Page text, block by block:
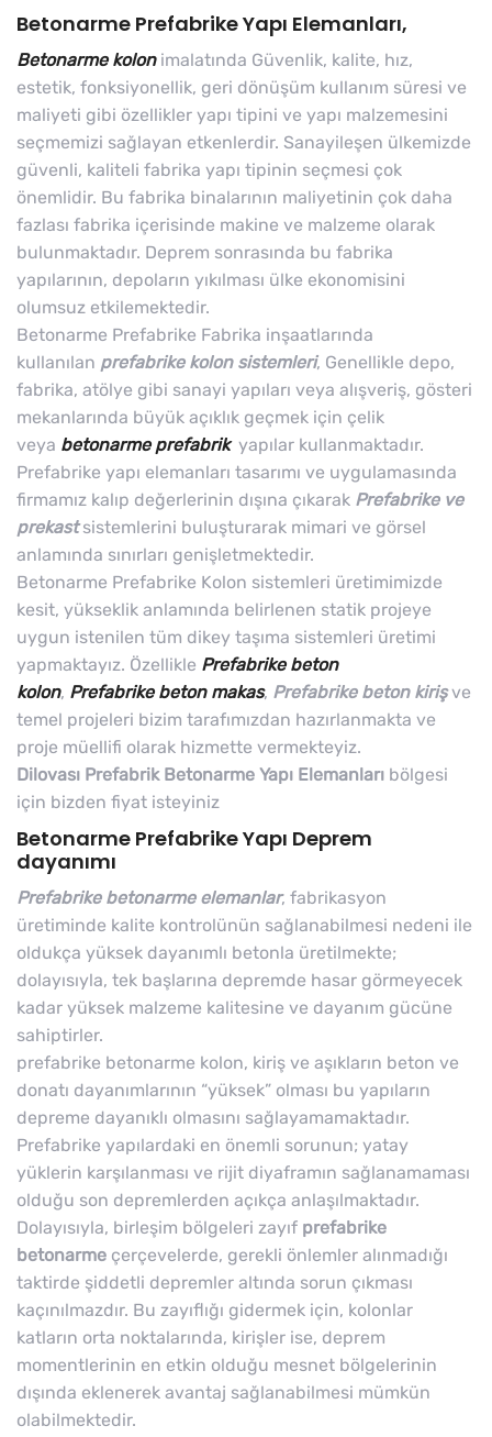
Betonarme Prefabrike Yapı Elemanları,
Betonarme kolonimalatında Güvenlik, kalite, hız,
estetik, fonksiyonellik, geri dönüşüm kullanım süresi ve
maliyeti gibi özellikler yapı tipini ve yapı malzemesini
seçmemizi sağlayan etkenlerdir. Sanayileşen ülkemizde
güvenli, kaliteli fabrika yapı tipinin seçmesi çok
önemlidir. Bu fabrika binalarının maliyetinin çok daha
fazlası fabrika içerisinde makine ve malzeme olarak
bulunmaktadır. Deprem sonrasında bu fabrika
yapılarının, depoların yıkılması ülke ekonomisini
olumsuz etkilemektedir.
Betonarme Prefabrike Fabrika inşaatlarında
kullanılan prefabrike kolon sistemleri, Genellikle depo,
fabrika, atölye gibi sanayi yapıları veya alışveriş, gösteri
mekanlarında büyük açıklık geçmek için çelik
veya betonarme prefabrik yapılar kullanmaktadır.
Prefabrike yapı elemanları tasarımı ve uygulamasında
firmamız kalıp değerlerinin dışına çıkarak Prefabrike ve
prekastsistemlerini buluşturarak mimari ve görsel
anlamında sınırları genişletmektedir.
Betonarme Prefabrike Kolon sistemleri üretimimizde
kesit, yükseklik anlamında belirlenen statik projeye
uygun istenilen tüm dikey taşıma sistemleri üretimi
yapmaktayız. Özellikle Prefabrike beton
kolon, Prefabrike beton makas, Prefabrike beton kirişve
temel projeleri bizim tarafımızdan hazırlanmakta ve
proje müellifi olarak hizmette vermekteyiz.
Dilovası Prefabrik Betonarme Yapı Elemanları bölgesi
için bizden fiyat isteyiniz
Betonarme Prefabrike Yapı Deprem
dayanımı
Prefabrike betonarme elemanlar, fabrikasyon
üretiminde kalite kontrolünün sağlanabilmesi nedeni ile
oldukça yüksek dayanımlı betonla üretilmekte;
dolayısıyla, tek başlarına depremde hasar görmeyecek
kadar yüksek malzeme kalitesine ve dayanım gücüne
sahiptirler.
prefabrike betonarme kolon, kiriş ve aşıkların beton ve
donatı dayanımlarının “yüksek” olması bu yapıların
depreme dayanıklı olmasını sağlayamamaktadır.
Prefabrike yapılardaki en önemli sorunun; yatay
yüklerin karşılanması ve rijit diyaframın sağlanamaması
olduğu son depremlerden açıkça anlaşılmaktadır.
Dolayısıyla, birleşim bölgeleri zayıf prefabrike
betonarme çerçevelerde, gerekli önlemler alınmadığı
taktirde şiddetli depremler altında sorun çıkması
kaçınılmazdır. Bu zayıflığı gidermek için, kolonlar
katların orta noktalarında, kirişler ise, deprem
momentlerinin en etkin olduğu mesnet bölgelerinin
dışında eklenerek avantaj sağlanabilmesi mümkün
olabilmektedir.